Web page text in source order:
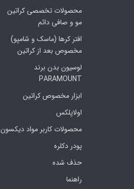
محصولات تخصصی کراتین
مو و صافی دائم
افتر کرها (ماسک و شامپو)
مخصوص بعد از کراتین
لوسیون بدن برند
PARAMOUNT
ابزار مخصوص کراتین
اولاپلکس
محصولات کاربر مواد دیکسون
پودر دکلره
حذف شده
راهنما